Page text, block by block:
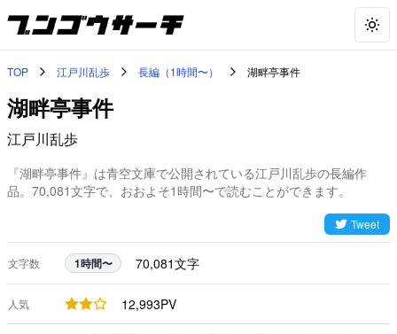
TOP 江戸川乱歩 長編（1時間〜） 湖畔亭事件
湖畔亭事件
江戸川乱歩
『湖畔亭事件』は青空文庫で公開されている江戸川乱歩の長編作
品。70,081文字で、おおよそ1時間〜で読むことができます。
Tweet
文字数 1時間〜 70,081文字
人気 12,993PV